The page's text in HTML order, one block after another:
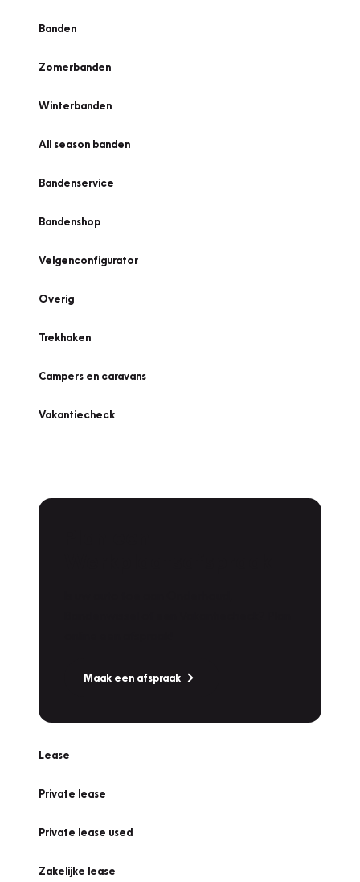
Banden
Zomerbanden
Winterbanden
All season banden
Bandenservice
Bandenshop
Velgenconfigurator
Overig
Trekhaken
Campers en caravans
Vakantiecheck
Maak een afspraak
Lease
Private lease
Private lease used
Zakelijke lease